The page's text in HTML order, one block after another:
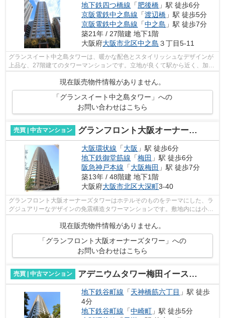
地下鉄四つ橋線 「肥後橋 」駅 徒歩6分
京阪電鉄中之島線 「渡辺橋 」駅 徒歩5分
京阪電鉄中之島線 「中之島 」駅 徒歩7分
築21年 / 27階建 地下1階
大阪府大阪市北区中之島 ３丁目5-11
グランスイート中之島タワーは、暖かな配色とスタイリッシュなデザインが
上品な、27階建てのタワーマンションです。立地が良くて駅から近く、加え
現在販売物件情報がありません。
「グランスイート中之島タワー」への
お問い合わせはこちら
売買 | 中古マンション グランフロント大阪オーナーズタワー
大阪環状線 「大阪 」駅 徒歩6分
地下鉄御堂筋線 「梅田 」駅 徒歩6分
阪急神戸本線 「大阪梅田 」駅 徒歩7分
築13年 / 48階建 地下1階
大阪府大阪市北区大深町3-40
グランフロント大阪オーナーズタワーはホテルそのものをテーマにした、ラ
グジュアリーなデザインの免震構造タワーマンションです。敷地内には小川
現在販売物件情報がありません。
「グランフロント大阪オーナーズタワー」への
お問い合わせはこちら
売買 | 中古マンション アデニウムタワー梅田イーストスクエア
地下鉄谷町線 「天神橋筋六丁目 」駅 徒歩
4分
地下鉄谷町線 「中崎町 」駅 徒歩5分